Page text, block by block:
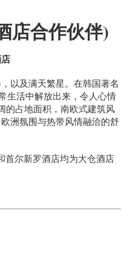
店合作伙伴)
以及满天繁星。在韩国著名
生活中解放出来，令人心情
的占地面积，南欧式建筑风
洲氛围与热带风情融洽的舒
首尔新罗酒店均为大仓酒店